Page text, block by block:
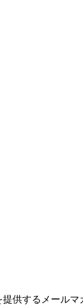
供するメール